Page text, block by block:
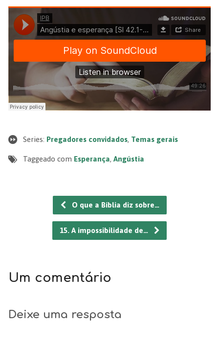
Series: Pregadores convidados, Temas gerais
Taggeado com Esperança, Angústia
O que a Bíblia diz sobre…
15. A impossibilidade de…
Um comentário
Deixe uma resposta